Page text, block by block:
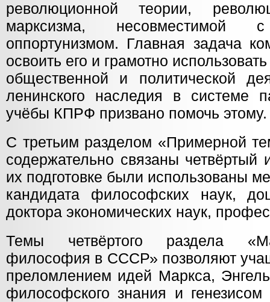
революционной теории,
марксизма,
оппортунизмом. Главная задача
освоить его и грамотно
общественной и политической
ленинского наследия в системе
учёбы КПРФ призвано помочь этому.
С третьим разделом «Примерной
содержательно связаны
их подготовке были использованы
кандидата философских наук,
доктора экономических наук,
Темы четвёртого раздела
философия в СССР» позволяют
преломлением идей Маркса,
философского знания и генезисом